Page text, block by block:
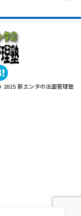
2025 新エンタの法面管理塾